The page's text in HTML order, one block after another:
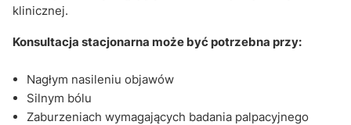
klinicznej.
Konsultacja stacjonarna może być potrzebna przy:
Nagłym nasileniu objawów
Silnym bólu
Zaburzeniach wymagających badania palpacyjnego